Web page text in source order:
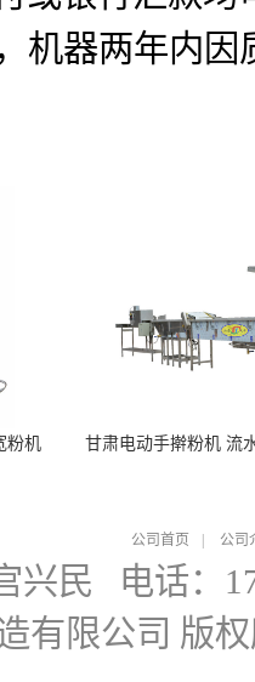
机器两年内
粉机 甘肃电动手擀粉机 流
公司首页 公司
兴民 电话：
有限公司 版